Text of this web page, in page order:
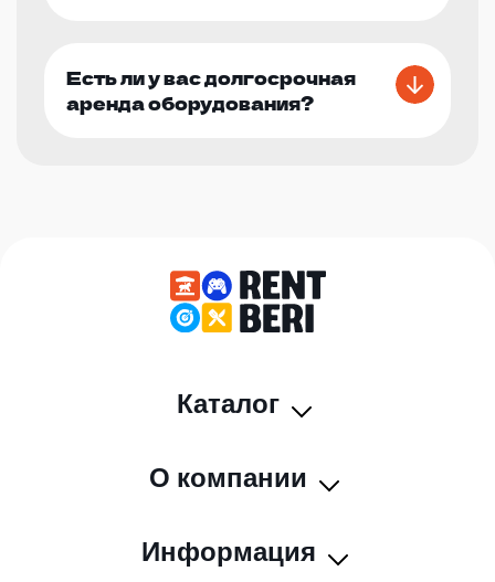
Есть ли у вас долгосрочная
аренда оборудования?
Каталог
О компании
Информация